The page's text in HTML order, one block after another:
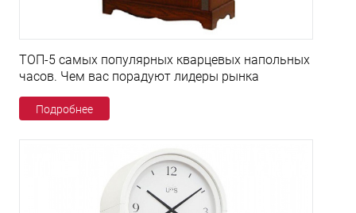
ТОП-5 самых популярных кварцевых напольных
часов. Чем вас порадуют лидеры рынка
Подробнее